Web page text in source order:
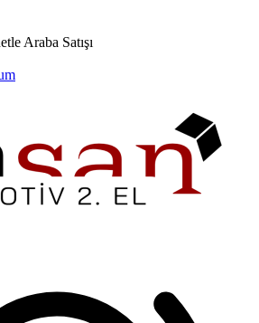
Araba Satışı